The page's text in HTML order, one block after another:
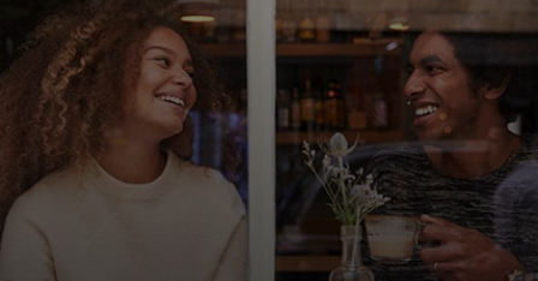
For verden
For innovatører
Nyheter og trender